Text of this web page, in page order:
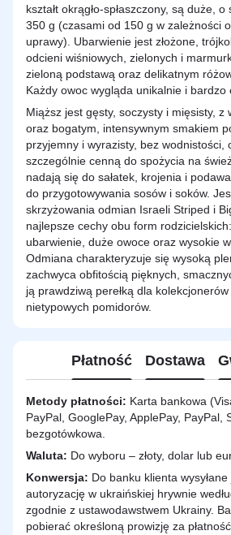
kształt okrągło-spłaszczony, są duże,
350 g (czasami od 150 g w zależności
uprawy). Ubarwienie jest złożone,
odcieni wiśniowych, zielonych i
zieloną podstawą oraz delikatnym
Każdy owoc wygląda unikalnie i bardzo
Miąższ jest gęsty, soczysty i mięsisty, z
oraz bogatym, intensywnym smakiem
przyjemny i wyrazisty, bez wodnistości,
szczególnie cenną do spożycia na
nadają się do sałatek, krojenia i
do przygotowywania sosów i soków.
skrzyżowania odmian Israeli Striped i
najlepsze cechy obu form
ubarwienie, duże owoce oraz wysokie
Odmiana charakteryzuje się wysoką
zachwyca obfitością pięknych,
ją prawdziwą perełką dla kolekcjonerów
nietypowych pomidorów.
Płatność Dostawa
Metody płatności: Karta bankowa
PayPal, GooglePay, ApplePay, PayPal,
bezgotówkowa.
Waluta: Do wyboru – złoty, dolar lub
Konwersja: Do banku klienta
autoryzację w ukraińskiej hrywnie
zgodnie z ustawodawstwem Ukrainy.
pobierać określoną prowizję za